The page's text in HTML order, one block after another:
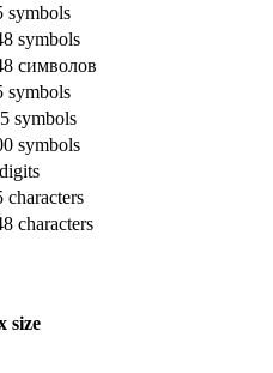
symbols
symbols
символов
symbols
symbols
symbols
characters
characters
size